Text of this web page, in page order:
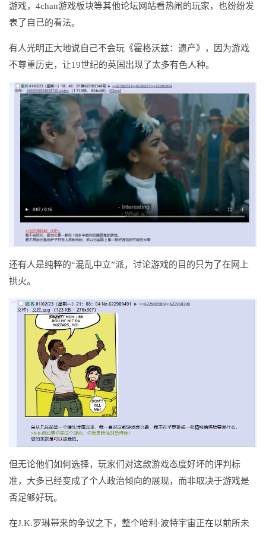
游戏，4chan游戏板块等其他论坛网站看热闹的玩家，也纷纷发
表了自己的看法。
有人光明正大地说自己不会玩《霍格沃兹：遗产》，因为游戏
不尊重历史，让19世纪的英国出现了太多有色人种。
还有人是纯粹的“混乱中立”派，讨论游戏的目的只为了在网上
拱火。
但无论他们如何选择，玩家们对这款游戏态度好坏的评判标
准，大多已经变成了个人政治倾向的展现，而非取决于游戏是
否足够好玩。
在J.K.罗琳带来的争议之下，整个哈利·波特宇宙正在以前所未